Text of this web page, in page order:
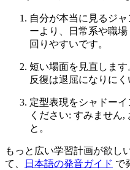
自分が本当に見るジ
ーより、日常系や職
回りやすいです。
短い場面を見直します
反復は退屈になりにく
定型表現をシャドー
ください: すみません,
と。
もっと広い学習計画が欲し
て、
日本語の発音ガイド で